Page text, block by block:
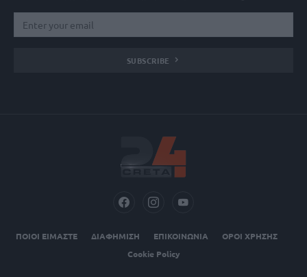
SUBSCRIBE
ΠΟΙΟΙ ΕΙΜΑΣΤΕ ΔΙΑΦΗΜΙΣΗ ΕΠΙΚΟΙΝΩΝΙΑ
ΟΡΟΙ ΧΡΗΣΗΣ
Cookie Policy